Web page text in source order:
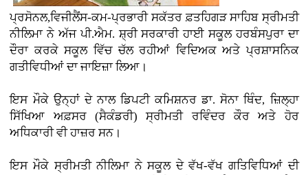
ਪ੍ਰਸੋਨਲ,ਵਿਜੀਲੈਂਸ-ਕਮ-ਪ੍ਰਭਾਰੀ ਸਕੱਤਰ ਫ਼ਤਹਿਗੜ ਸਾਹਿਬ ਸ੍ਰੀਮਤੀ
ਨੀਲਿਮਾ ਨੇ ਅੱਜ ਪੀ.ਐਮ. ਸ਼੍ਰੀ ਸਰਕਾਰੀ ਹਾਈ ਸਕੂਲ ਹਰਬੰਸਪੁਰਾ ਦਾ
ਦੌਰਾ ਕਰਕੇ ਸਕੂਲ ਵਿੱਚ ਚੱਲ ਰਹੀਆਂ ਵਿਦਿਅਕ ਅਤੇ ਪ੍ਰਸ਼ਾਸਨਿਕ
ਗਤੀਵਿਧੀਆਂ ਦਾ ਜਾਇਜ਼ਾ ਲਿਆ।
ਇਸ ਮੌਕੇ ਉਨ੍ਹਾਂ ਦੇ ਨਾਲ ਡਿਪਟੀ ਕਮਿਸ਼ਨਰ ਡਾ. ਸੋਨਾ ਥਿੰਦ, ਜ਼ਿਲ੍ਹਾ
ਸਿੱਖਿਆ ਅਫ਼ਸਰ (ਸੈਕੰਡਰੀ) ਸ੍ਰੀਮਤੀ ਰਵਿੰਦਰ ਕੌਰ ਅਤੇ ਹੋਰ
ਅਧਿਕਾਰੀ ਵੀ ਹਾਜ਼ਰ ਸਨ।
ਇਸ ਮੌਕੇ ਸ੍ਰੀਮਤੀ ਨੀਲਿਮਾ ਨੇ ਸਕੂਲ ਦੇ ਵੱਖ-ਵੱਖ ਗਤਿਵਿਧਿਆਂ ਦੀ